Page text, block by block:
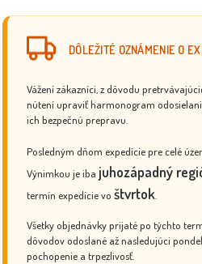
DÔLEŽITÉ OZNÁMENIE O
Vážení zákazníci, z dôvodu
nútení upraviť harmonogram
ich bezpečnú prepravu.
Posledným dňom expedície pre celé
Výnimkou je iba juhozápadný
termín expedície vo štvrtok
Všetky objednávky prijaté po týchto
dôvodov odoslané až nasledujúci
pochopenie a trpezlivosť.